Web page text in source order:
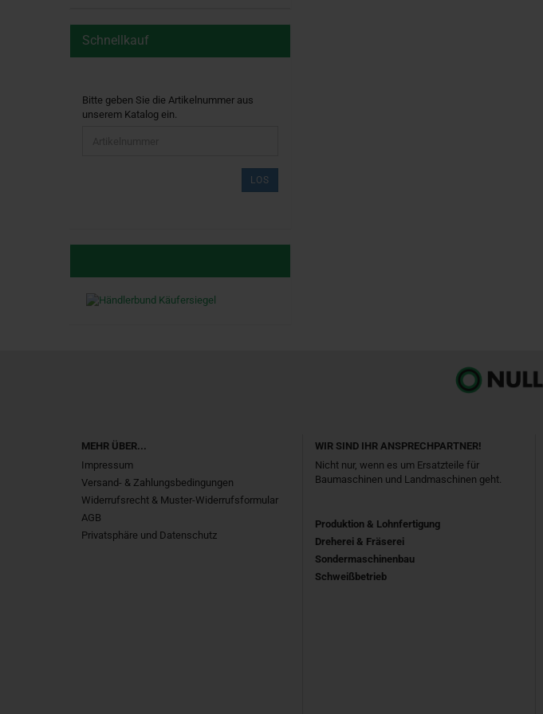
Schnellkauf
BITTE
GEBEN
Bitte geben Sie die Artikelnummer aus
unserem Katalog ein.
LOS
MEHR ÜBER...
Impressum
Versand- & Zahlungsbedingungen
Widerrufsrecht & Muster-Widerrufsformular
AGB
Privatsphäre und Datenschutz
WIR SIND IHR ANSPRECHPARTNER!
Nicht nur, wenn es um Ersatzteile für
Baumaschinen und Landmaschinen geht.
Produktion & Lohnfertigung
Dreherei & Fräserei
Sondermaschinenbau
Schweißbetrieb